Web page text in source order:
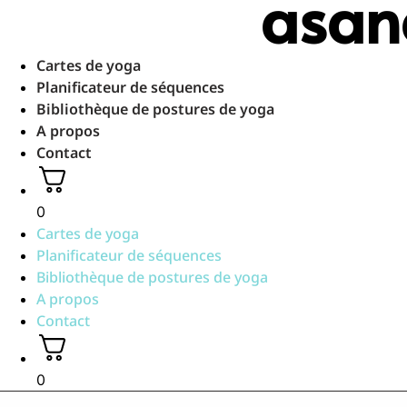
Cartes de yoga
Planificateur de séquences
Bibliothèque de postures de yoga
A propos
Contact
0
Cartes de yoga
Planificateur de séquences
Bibliothèque de postures de yoga
A propos
Contact
0